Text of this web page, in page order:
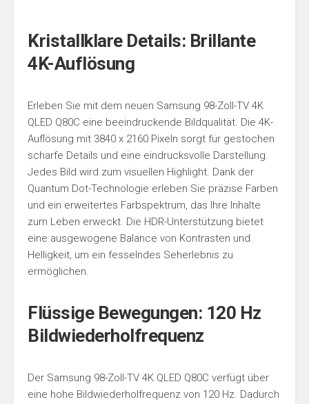
Kristallklare Details: Brillante
4K-Auflösung
Erleben Sie mit dem neuen Samsung 98-Zoll-TV 4K
QLED Q80C eine beeindruckende Bildqualität. Die 4K-
Auflösung mit 3840 x 2160 Pixeln sorgt für gestochen
scharfe Details und eine eindrucksvolle Darstellung.
Jedes Bild wird zum visuellen Highlight. Dank der
Quantum Dot-Technologie erleben Sie präzise Farben
und ein erweitertes Farbspektrum, das Ihre Inhalte
zum Leben erweckt. Die HDR-Unterstützung bietet
eine ausgewogene Balance von Kontrasten und
Helligkeit, um ein fesselndes Seherlebnis zu
ermöglichen.
Flüssige Bewegungen: 120 Hz
Bildwiederholfrequenz
Der Samsung 98-Zoll-TV 4K QLED Q80C verfügt über
eine hohe Bildwiederholfrequenz von 120 Hz. Dadurch